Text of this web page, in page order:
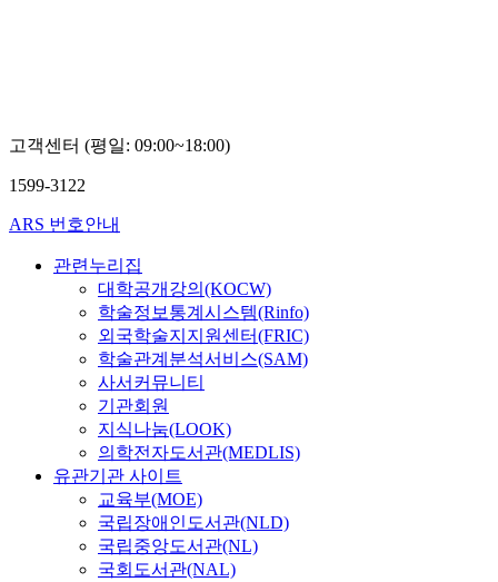
고객센터 (평일: 09:00~18:00)
1599-3122
ARS 번호안내
관련누리집
대학공개강의(KOCW)
학술정보통계시스템(Rinfo)
외국학술지지원센터(FRIC)
학술관계분석서비스(SAM)
사서커뮤니티
기관회원
지식나눔(LOOK)
의학전자도서관(MEDLIS)
유관기관 사이트
교육부(MOE)
국립장애인도서관(NLD)
국립중앙도서관(NL)
국회도서관(NAL)